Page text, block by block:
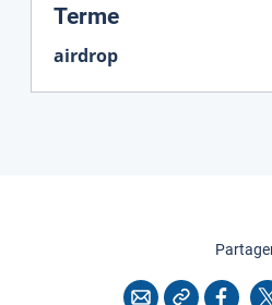
Terme:
airdrop
CourrielCopier X